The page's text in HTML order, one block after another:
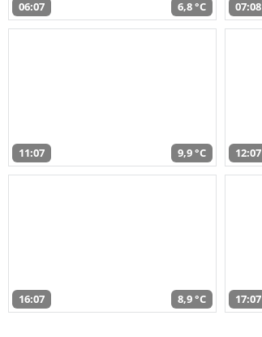
06:07 6,8 °C 07:08
11:07 9,9 °C 12:07
16:07 8,9 °C 17:07